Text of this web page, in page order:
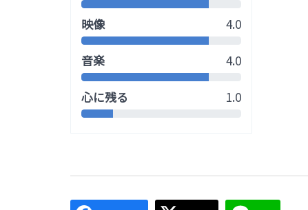
映像 4.0
音楽 4.0
心に残る 1.0